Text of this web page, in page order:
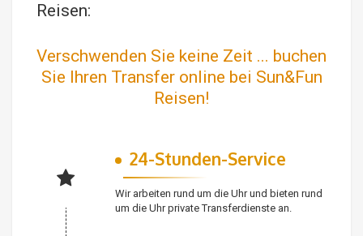
Reisen:
Verschwenden Sie keine Zeit ... buchen
Sie Ihren Transfer online bei Sun&Fun
Reisen!
24-Stunden-Service
Wir arbeiten rund um die Uhr und bieten rund
um die Uhr private Transferdienste an.